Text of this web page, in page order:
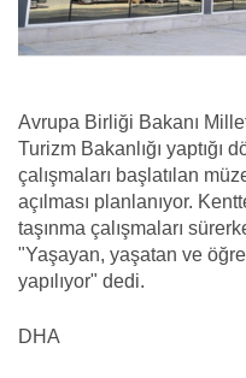
Avrupa Birliği Bakanı
Turizm Bakanlığı yaptığı
çalışmaları başlatılan
açılması planlanıyor.
taşınma çalışmaları
"Yaşayan, yaşatan ve
yapılıyor" dedi.
DHA